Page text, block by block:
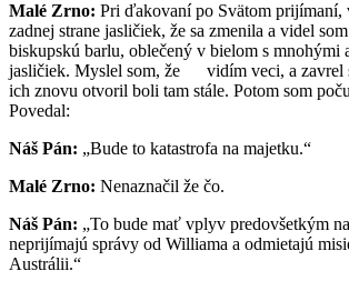
Malé Zrno: Pri ďakovaní po Svätom prijímaní,
zadnej strane jasličiek, že sa zmenila a videl
biskupskú barlu, oblečený v bielom s
jasličiek. Myslel som, že vidím veci, a zavrel
ich znovu otvoril boli tam stále. Potom som
Povedal:
Náš Pán: „Bude to katastrofa na majetku.“
Malé Zrno: Nenaznačil že čo.
Náš Pán: „To bude mať vplyv predovšetkým
neprijímajú správy od Williama a odmietajú
Austrálii.“